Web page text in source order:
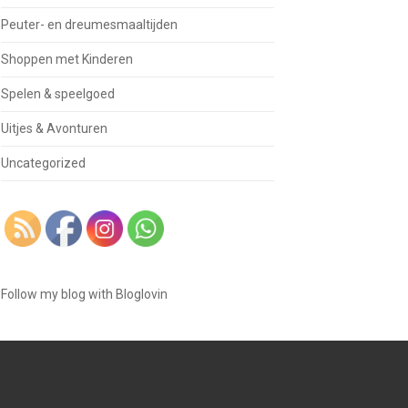
Peuter- en dreumesmaaltijden
Shoppen met Kinderen
Spelen & speelgoed
Uitjes & Avonturen
Uncategorized
Follow my blog with Bloglovin